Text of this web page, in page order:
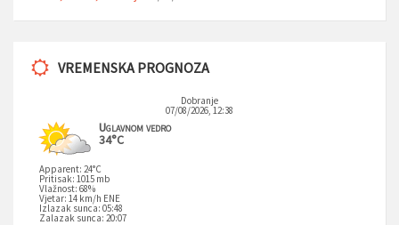
VREMENSKA PROGNOZA
Dobranje
07/08/2026, 12:38
Uglavnom vedro
34°C
Apparent: 24°C
Pritisak: 1015 mb
Vlažnost: 68%
Vjetar: 14 km/h ENE
Izlazak sunca: 05:48
Zalazak sunca: 20:07